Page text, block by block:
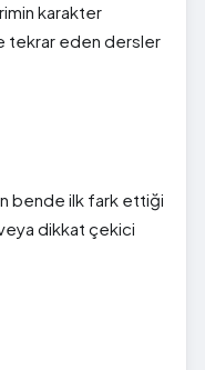
karakter
tekrar eden dersler
bende ilk fark ettiği
dikkat çekici